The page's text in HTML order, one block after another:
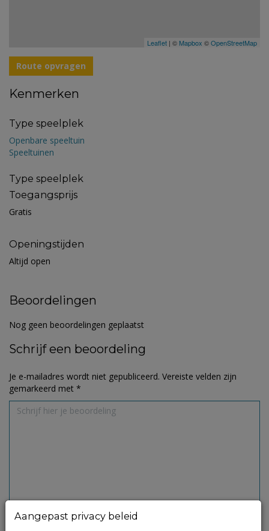
Leaflet | © Mapbox ©OpenStreetMap
Route opvragen
Kenmerken
Type speelplek
Openbare speeltuin
Speeltuinen
Type speelplek
Toegangsprijs
Gratis
Openingstijden
Altijd open
Beoordelingen
Nog geen beoordelingen geplaatst
Schrijf een beoordeling
Je e-mailadres wordt niet gepubliceerd. Vereiste velden zijn
gemarkeerd met *
Aangepast privacy beleid